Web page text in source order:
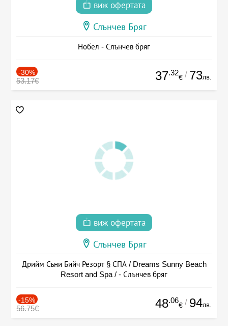
виж офертата
Слънчев Бряг
Нобел - Слънчев бряг
-30%
53.17€ 37.32
€ / 73лв.
виж офертата
Слънчев Бряг
Дрийм Съни Бийч Резорт § СПА / Dreams Sunny Beach
Resort and Spa / - Слънчев бряг
-15%
56.75€ 48.06
€ / 94лв.